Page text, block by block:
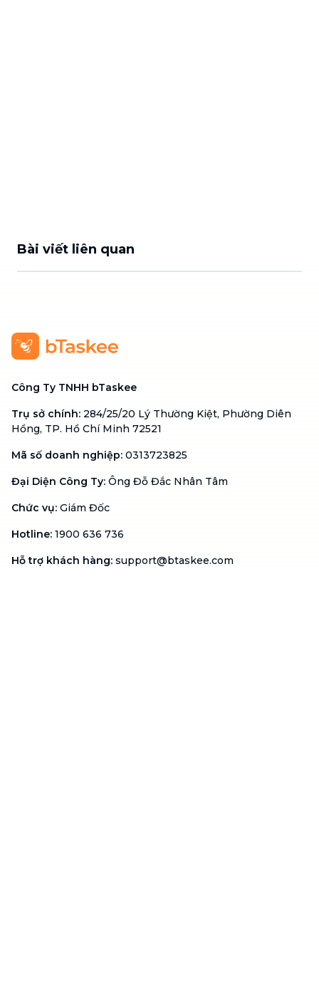
Bài viết liên quan
Công Ty TNHH bTaskee
Trụ sở chính: 284/25/20 Lý Thường Kiệt, Phường Diên
Hồng, TP. Hồ Chí Minh 72521
Mã số doanh nghiệp: 0313723825
Đại Diện Công Ty: Ông Đỗ Đắc Nhân Tâm
Chức vụ: Giám Đốc
Hotline: 1900 636 736
Hỗ trợ khách hàng: support@btaskee.com